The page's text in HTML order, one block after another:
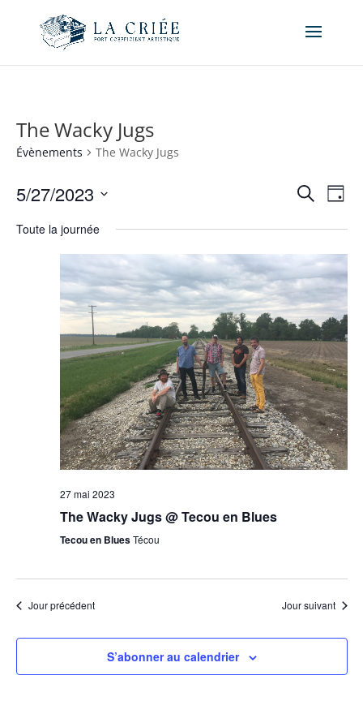
The Wacky Jugs
Évènements The Wacky Jugs
de
vues
Recherche
de
Jour
5/27/2023
une
Toute la journée
27 mai 2023
The Wacky Jugs @ Tecou en Blues
Tecou en BluesTécou
Jour précédent Jour suivant
S’abonner au calendrier